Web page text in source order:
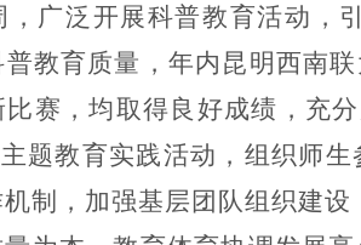
，广泛开展科普教育活动，
教育质量，年内昆明西南
赛，均取得良好成绩，充
主题教育实践活动，组织师
制，加强基层团队组织建